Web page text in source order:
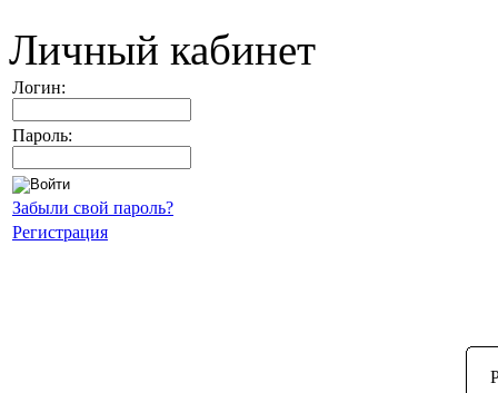
Личный кабинет
Логин:
Пароль:
Забыли свой пароль?
Регистрация